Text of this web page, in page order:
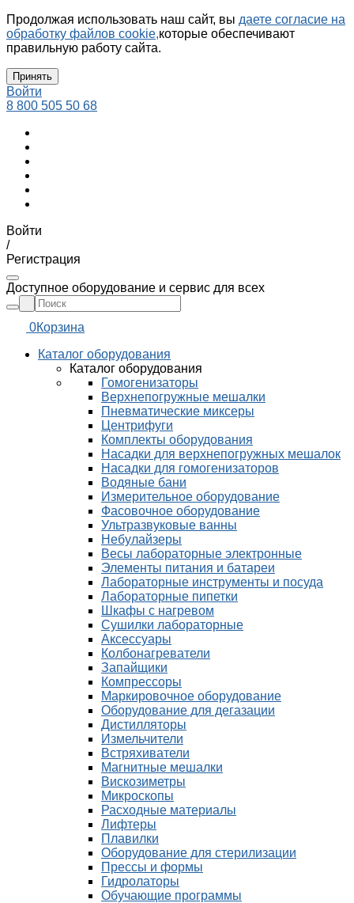
Продолжая использовать наш сайт, вы даете согласие на
обработку файлов cookie,которые обеспечивают
правильную работу сайта.
Принять
Войти
8 800 505 50 68
Войти
/
Регистрация
Доступное оборудование и сервис для всех
0Корзина
Каталог оборудования
Каталог оборудования
Гомогенизаторы
Верхнепогружные мешалки
Пневматические миксеры
Центрифуги
Комплекты оборудования
Насадки для верхнепогружных мешалок
Насадки для гомогенизаторов
Водяные бани
Измерительное оборудование
Фасовочное оборудование
Ультразвуковые ванны
Небулайзеры
Весы лабораторные электронные
Элементы питания и батареи
Лабораторные инструменты и посуда
Лабораторные пипетки
Шкафы с нагревом
Сушилки лабораторные
Аксессуары
Колбонагреватели
Запайщики
Компрессоры
Маркировочное оборудование
Оборудование для дегазации
Дистилляторы
Измельчители
Встряхиватели
Магнитные мешалки
Вискозиметры
Микроскопы
Расходные материалы
Лифтеры
Плавилки
Оборудование для стерилизации
Прессы и формы
Гидролаторы
Обучающие программы